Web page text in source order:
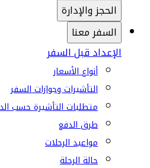
الحجز والإدارة
السفر معنا
الإعداد قبل السفر
أنواع الأسعار
التأشيرات وجوازات السفر
متطلبات التأشيرة حسب
طرق الدفع
مواعيد الرحلات
حالة الرحلة